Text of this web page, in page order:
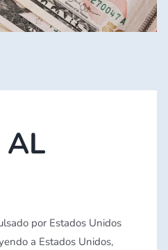
AL
por Estados Unidos
a Estados Unidos,